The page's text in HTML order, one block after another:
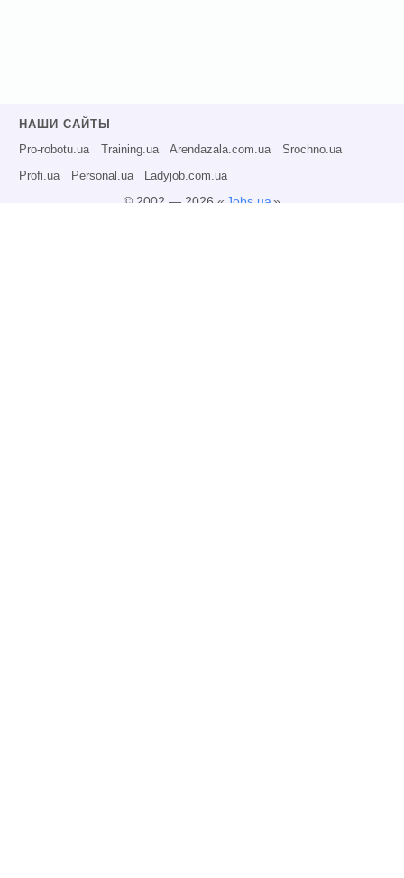
НАШИ САЙТЫ
Pro-robotu.ua Training.ua Arendazala.com.ua Srochno.ua
Profi.ua Personal.ua Ladyjob.com.ua
© 2002 — 2026 « Jobs.ua»